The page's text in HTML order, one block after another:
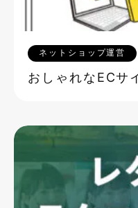
ネットショップ運営
おしゃれなECサ